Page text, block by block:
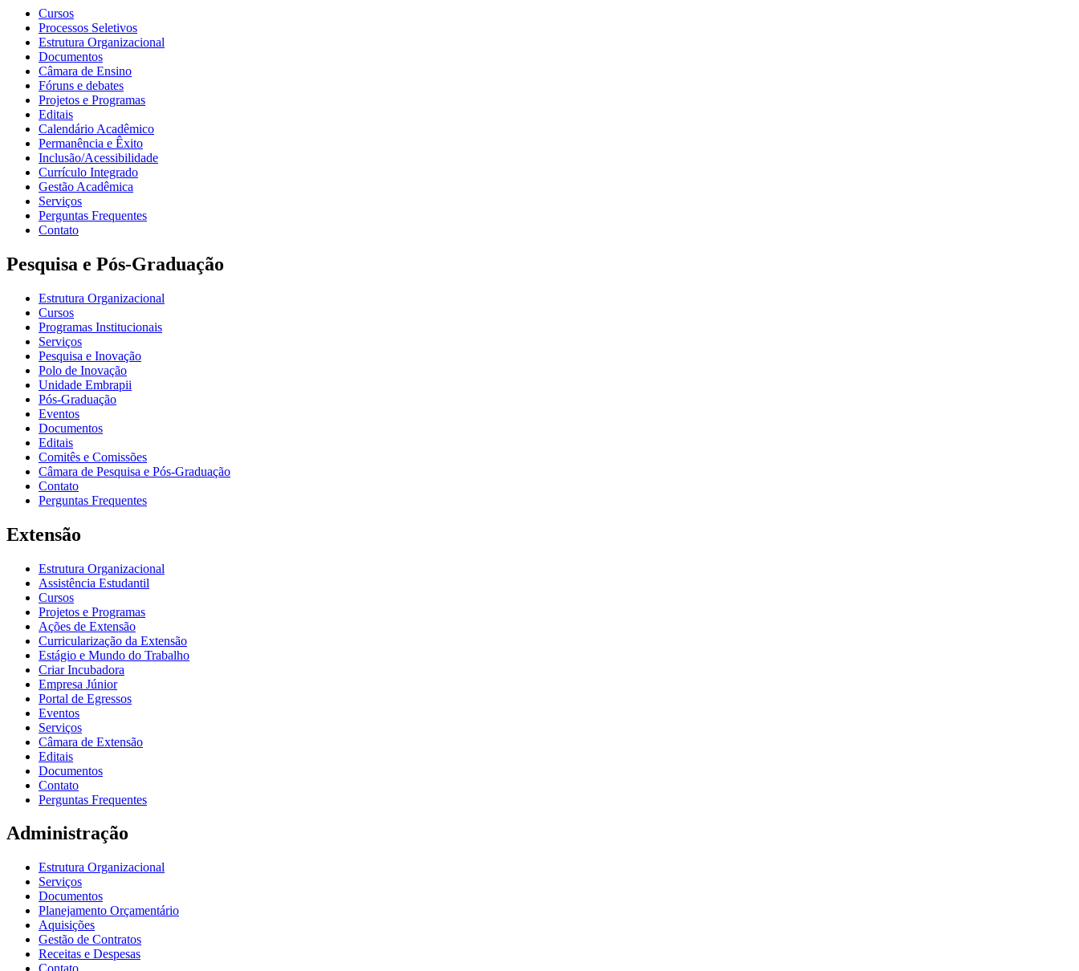
Cursos
Processos Seletivos
Estrutura Organizacional
Documentos
Câmara de Ensino
Fóruns e debates
Projetos e Programas
Editais
Calendário Acadêmico
Permanência e Êxito
Inclusão/Acessibilidade
Currículo Integrado
Gestão Acadêmica
Serviços
Perguntas Frequentes
Contato
Pesquisa e Pós-Graduação
Estrutura Organizacional
Cursos
Programas Institucionais
Serviços
Pesquisa e Inovação
Polo de Inovação
Unidade Embrapii
Pós-Graduação
Eventos
Documentos
Editais
Comitês e Comissões
Câmara de Pesquisa e Pós-Graduação
Contato
Perguntas Frequentes
Extensão
Estrutura Organizacional
Assistência Estudantil
Cursos
Projetos e Programas
Ações de Extensão
Curricularização da Extensão
Estágio e Mundo do Trabalho
Criar Incubadora
Empresa Júnior
Portal de Egressos
Eventos
Serviços
Câmara de Extensão
Editais
Documentos
Contato
Perguntas Frequentes
Administração
Estrutura Organizacional
Serviços
Documentos
Planejamento Orçamentário
Aquisições
Gestão de Contratos
Receitas e Despesas